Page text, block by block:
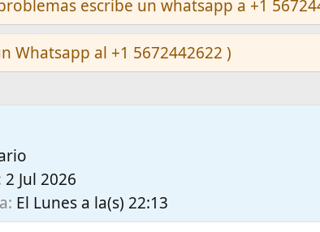
escribe un whatsapp a +1
Whatsapp al +1 5672442622 )
2 Jul 2026
El Lunes a la(s) 22:13